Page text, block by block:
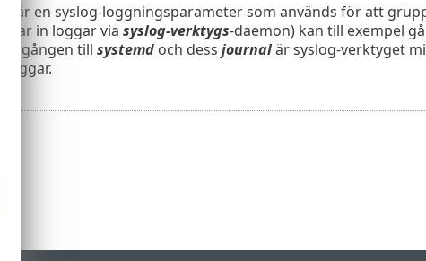
är en syslog-loggningsparameter som används för att
in loggar via syslog-verktygs-daemon) kan till exempel
till systemdoch dess journalär syslog-verktyget